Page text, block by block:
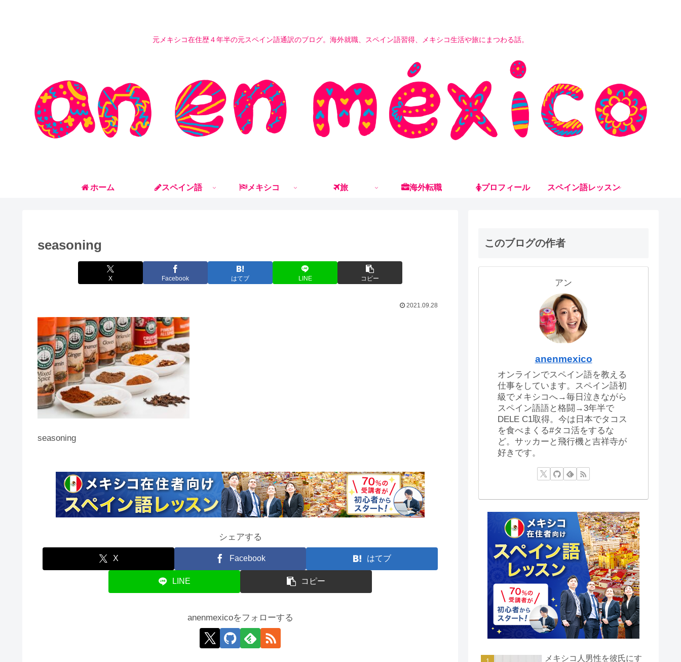
元メキシコ在住歴４年半の元スペイン語通訳のブログ。海外就職、スペイン語習得、メキシコ生活や旅にまつわる話。
ホーム スペイン語 メキシコ 旅 海外転職 プロフィール スペイン語レッスン
seasoning
X Facebook はてブ LINE コピー
2021.09.28
seasoning
シェアする
X Facebook はてブ
LINE コピー
anenmexicoをフォローする
このブログの作者
アン
anenmexico
オンラインでスペイン語を教える
仕事をしています。スペイン語初
級でメキシコへ→毎日泣きながら
スペイン語語と格闘→3年半で
DELE C1取得。今は日本でタコス
を食べまくる#タコ活をするな
ど。サッカーと飛行機と吉祥寺が
好きです。
メキシコ人男性を彼氏にす